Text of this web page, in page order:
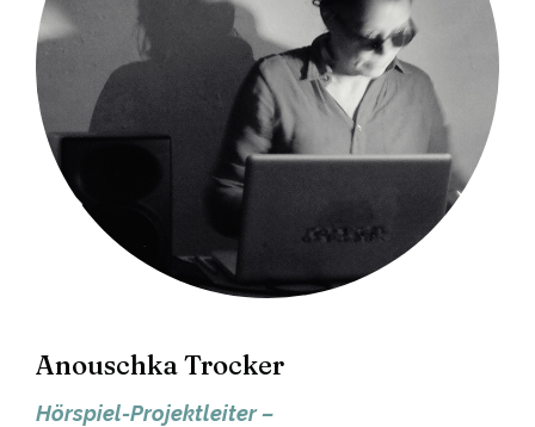
Anouschka Trocker
Hörspiel-Projektleiter–